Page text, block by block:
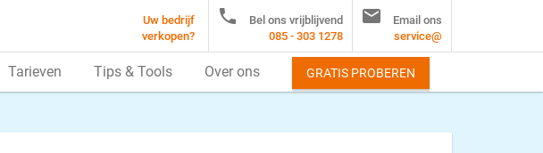
Uw bedrijf
verkopen?

Bel ons vrijblijvend
085 - 303 1278

Email ons
service@
Tarieven Tips & Tools Over ons GRATIS PROBEREN